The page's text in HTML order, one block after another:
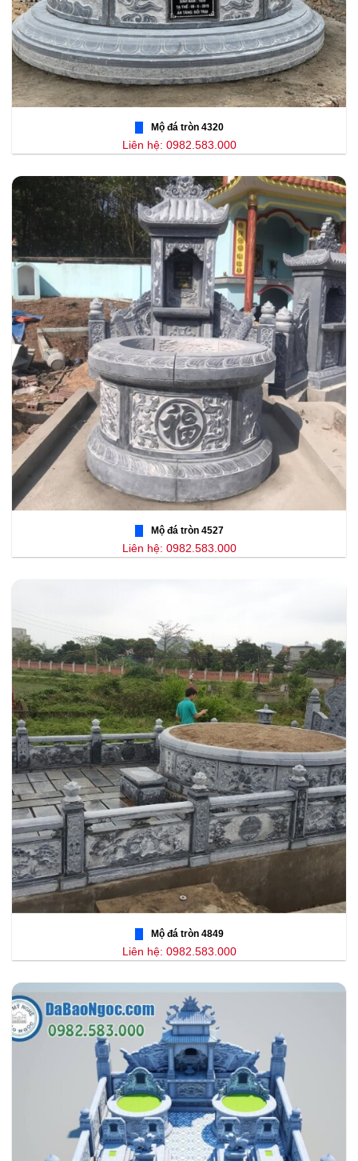
Mộ đá tròn 4320
Liên hệ: 0982.583.000
Mộ đá tròn 4527
Liên hệ: 0982.583.000
Mộ đá tròn 4849
Liên hệ: 0982.583.000